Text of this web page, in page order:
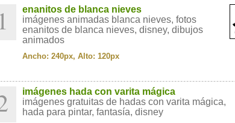
enanitos de blanca nieves
imágenes animadas blanca nieves, fotos
enanitos de blanca nieves, disney, dibujos
animados
Ancho: 240px, Alto: 120px
imágenes hada con varita mágica
imágenes gratuitas de hadas con varita mágica,
hada para pintar, fantasía, disney